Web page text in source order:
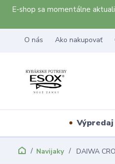
E-shop sa momentálne
O nás Ako nakupovať
Výpredaj
Navijaky DAIWA